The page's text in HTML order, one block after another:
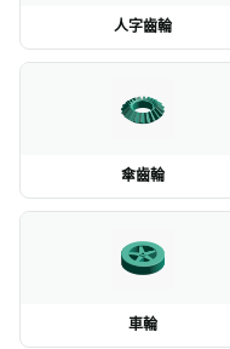
人字齒輪
傘齒輪
車輪